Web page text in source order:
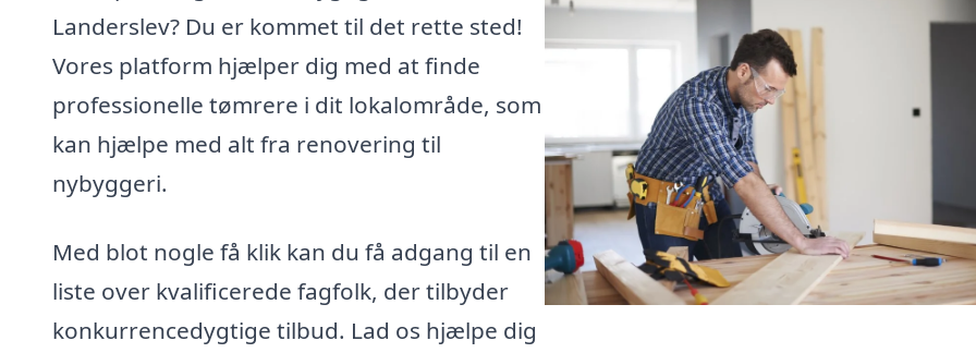
Landerslev? Du er kommet til det rette sted!
Vores platform hjælper dig med at finde
professionelle tømrere i dit lokalområde, som
kan hjælpe med alt fra renovering til
nybyggeri.
Med blot nogle få klik kan du få adgang til en
liste over kvalificerede fagfolk, der tilbyder
konkurrencedygtige tilbud. Lad os hjælpe dig